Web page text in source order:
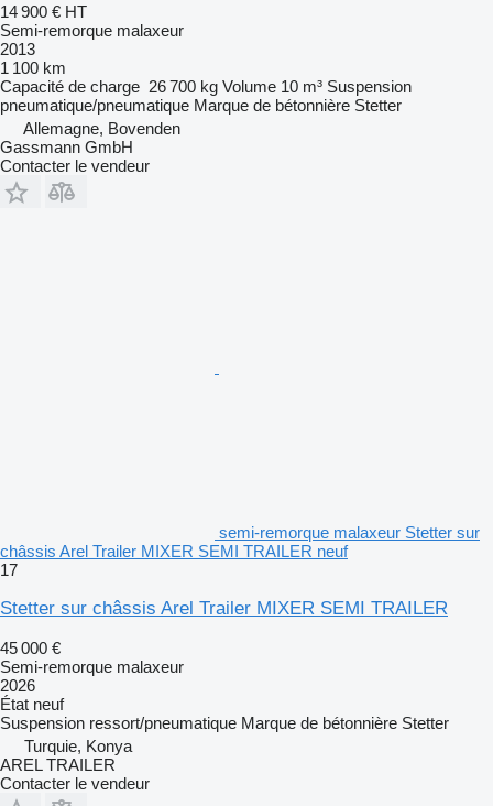
14 900 € HT
Semi-remorque malaxeur
2013
1 100 km
Capacité de charge 26 700 kg Volume 10 m³ Suspension
pneumatique/pneumatique Marque de bétonnière Stetter
Allemagne, Bovenden
Gassmann GmbH
Contacter le vendeur
semi-remorque malaxeur Stetter sur
châssis Arel Trailer MIXER SEMI TRAILER neuf
17
Stetter sur châssis Arel Trailer MIXER SEMI TRAILER
45 000 €
Semi-remorque malaxeur
2026
État neuf
Suspension ressort/pneumatique Marque de bétonnière Stetter
Turquie, Konya
AREL TRAILER
Contacter le vendeur